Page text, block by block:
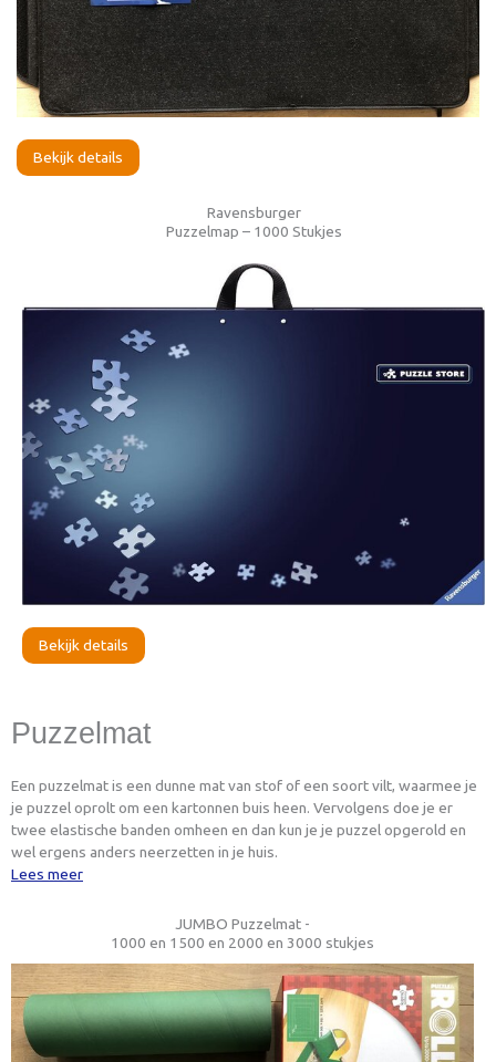
Bekijk details
Ravensburger
Puzzelmap – 1000 Stukjes
Bekijk details
Puzzelmat
Een puzzelmat is een dunne mat van stof of een soort vilt, waarmee je
je puzzel oprolt om een kartonnen buis heen. Vervolgens doe je er
twee elastische banden omheen en dan kun je je puzzel opgerold en
wel ergens anders neerzetten in je huis.
Lees meer
JUMBO Puzzelmat -
1000 en 1500 en 2000 en 3000 stukjes